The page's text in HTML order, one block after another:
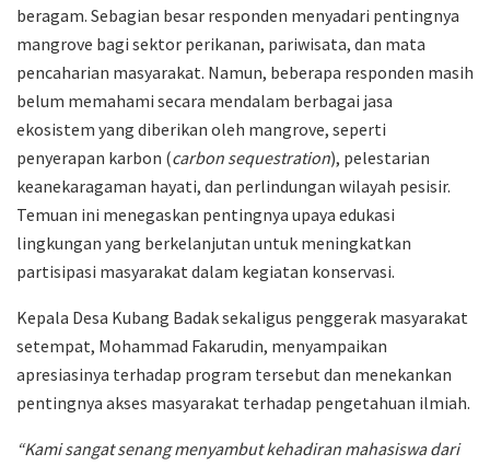
beragam. Sebagian besar responden menyadari pentingnya
mangrove bagi sektor perikanan, pariwisata, dan mata
pencaharian masyarakat. Namun, beberapa responden masih
belum memahami secara mendalam berbagai jasa
ekosistem yang diberikan oleh mangrove, seperti
penyerapan karbon (carbon sequestration), pelestarian
keanekaragaman hayati, dan perlindungan wilayah pesisir.
Temuan ini menegaskan pentingnya upaya edukasi
lingkungan yang berkelanjutan untuk meningkatkan
partisipasi masyarakat dalam kegiatan konservasi.
Kepala Desa Kubang Badak sekaligus penggerak masyarakat
setempat, Mohammad Fakarudin, menyampaikan
apresiasinya terhadap program tersebut dan menekankan
pentingnya akses masyarakat terhadap pengetahuan ilmiah.
“Kami sangat senang menyambut kehadiran mahasiswa dari